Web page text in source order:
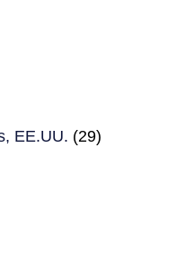
EE.UU. (29)